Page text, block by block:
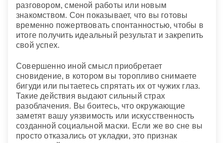
разговором, сменой работы или новым
знакомством. Сон показывает, что вы готовы
временно пожертвовать спонтанностью, чтобы в
итоге получить идеальный результат и закрепить
свой успех.
Совершенно иной смысл приобретает
сновидение, в котором вы торопливо снимаете
бигуди или пытаетесь спрятать их от чужих глаз.
Такие действия выдают сильный страх
разоблачения. Вы боитесь, что окружающие
заметят вашу уязвимость или искусственность
созданной социальной маски. Если же во сне вы
просто отказались от укладки, это признак